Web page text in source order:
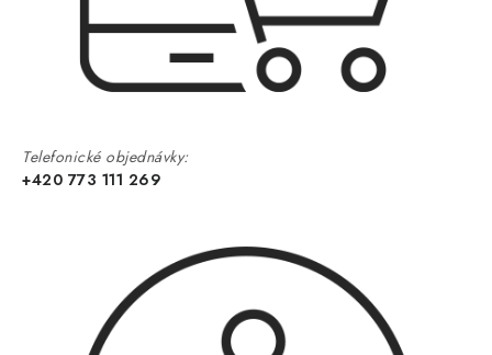
Telefonické objednávky:
+420 773 111 269